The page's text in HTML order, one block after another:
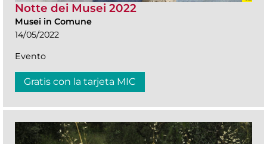
Notte dei Musei 2022
Musei in Comune
14/05/2022
Evento
Gratis con la tarjeta MIC